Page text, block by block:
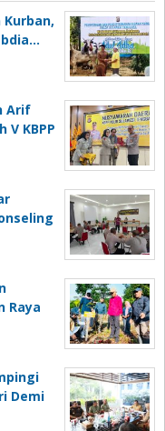
Kurban,
Arif
V KBPP
Raya
Demi